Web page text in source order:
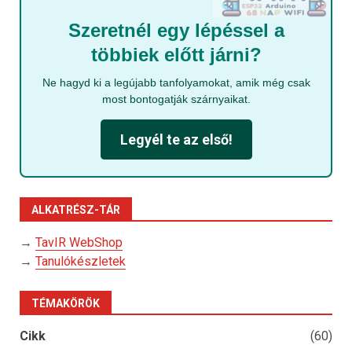
Szeretnél egy lépéssel a
többiek előtt járni?
Ne hagyd ki a legújabb tanfolyamokat, amik még csak
most bontogatják szárnyaikat.
Legyél te az első!
ALKATRÉSZ-TÁR
→ TavIR WebShop
→ Tanulókészletek
TÉMAKÖRÖK
Cikk (60)